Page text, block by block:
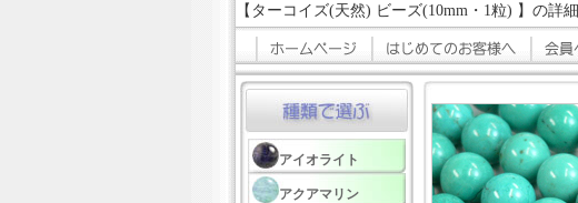
【ターコイズ(天然) ビーズ(10mm・1粒) 】の詳細
アイオライト
アクアマリン